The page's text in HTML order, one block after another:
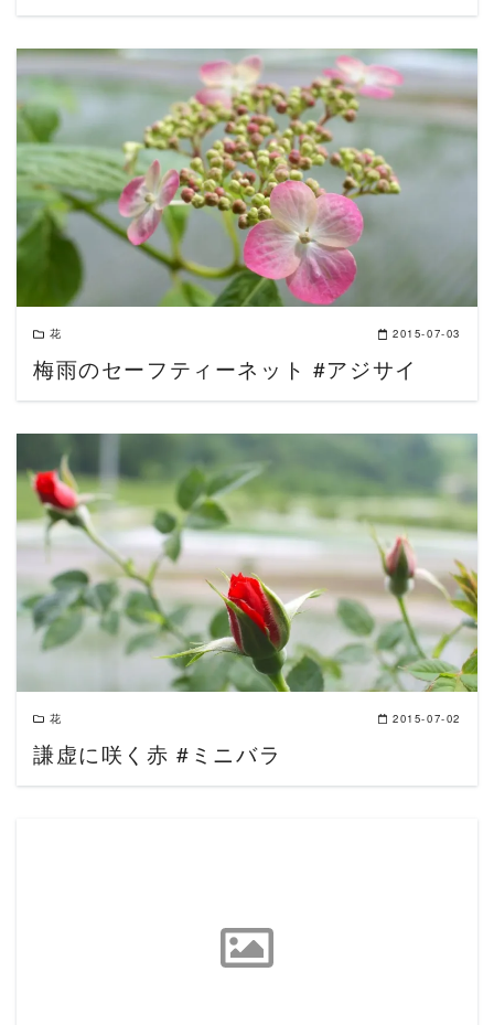
READ MORE
花 2015-07-03
梅雨のセーフティーネット #アジサイ
READ MORE
花 2015-07-02
謙虚に咲く赤 #ミニバラ
READ MORE